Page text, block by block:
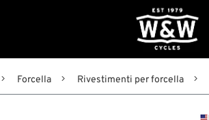
Forcella Rivestimenti per forcella